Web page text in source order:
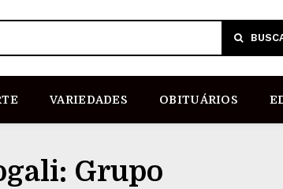
VARIEDADES OBITUÁRIOS
Grupo